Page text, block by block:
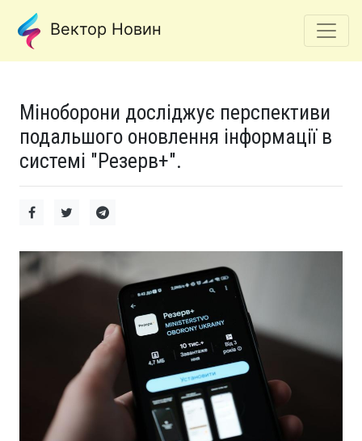
Вектор Новин
Міноборони досліджує перспективи
подальшого оновлення інформації в
системі "Резерв+".